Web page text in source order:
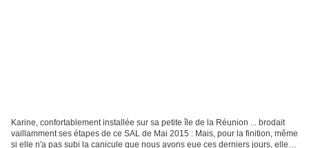
Karine, confortablement installée sur sa petite île de la Réunion ... brodait
vaillamment ses étapes de ce SAL de Mai 2015 : Mais, pour la finition, même
si elle n'a pas subi la canicule que nous avons eue ces derniers jours, elle a